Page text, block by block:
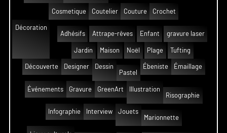
Cosmetique Coutelier Couture Crochet
Décoration
Adhésifs
Attrape-rêves Enfant gravure laser
Jardin Maison Noël Plage Tufting
Découverte Designer
Dessin
Pastel
Ébeniste Émaillage
Événements Gravure GreenArt
Illustration
Risographie
Infographie Interview
Jouets
Marionnette